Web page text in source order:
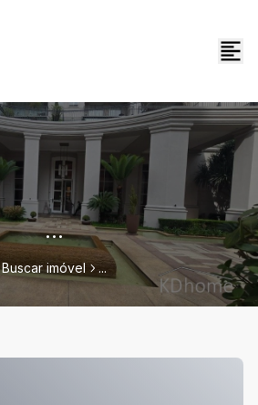
...
Buscar imóvel ...